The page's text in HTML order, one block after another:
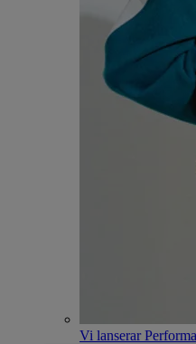
Vi lanserar